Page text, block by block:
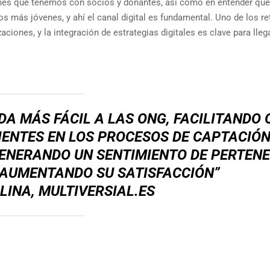
más jóvenes, y ahí el canal digital es fundamental. Uno de los
y la integración de estrategias digitales es clave para
MÁS FÁCIL A LAS ONG, FACILITANDO
EN LOS PROCESOS DE
UN SENTIMIENTO DE
SU SATISFACCIÓN”
MULTIVERSIAL.ES